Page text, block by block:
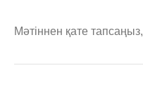
Мәтіннен қате тапсаңыз,